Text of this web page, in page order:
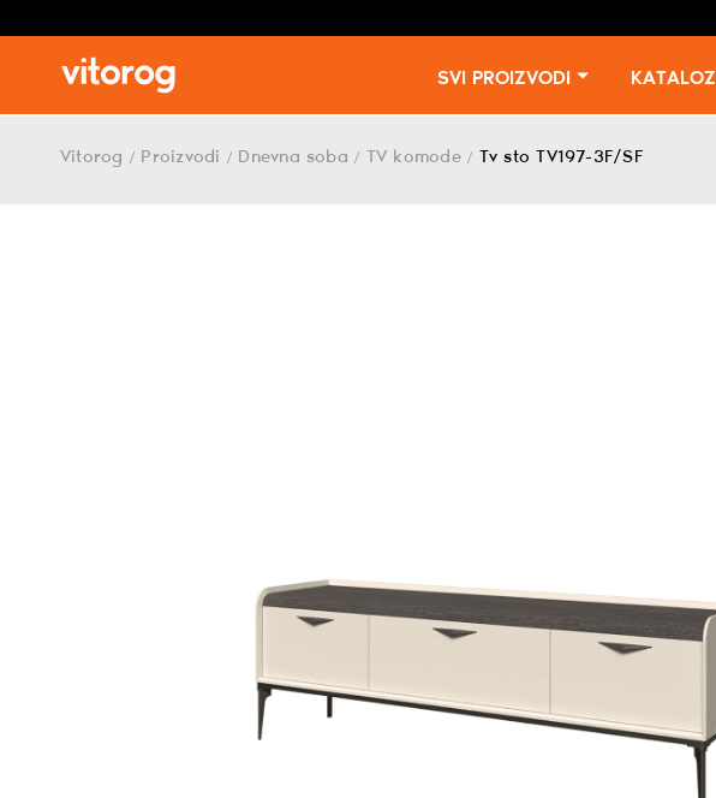
SVI PROIZVODI KATALOZI
Vitorog / Proizvodi / Dnevna soba / TV komode/ Tv sto TV197-3F/SF